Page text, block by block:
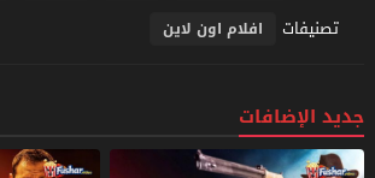
تصنيفات افلام اون لاين
جديد الإضافات